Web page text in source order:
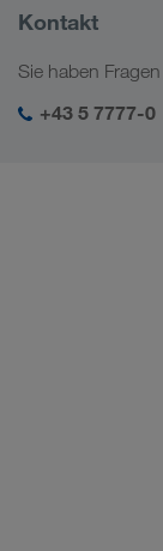
Digitale
Kaukasus
Zentralasien
Naher Osten
Soziale
SHEQ-
Kontakt
Sie haben
+43 5 7777-0